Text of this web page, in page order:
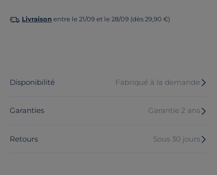
Livraison entre le 21/09 et le 28/09 (dès 29,90 €)
Disponibilité Fabriqué à la demande
Garanties Garantie 2 ans
Retours Sous 30 jours